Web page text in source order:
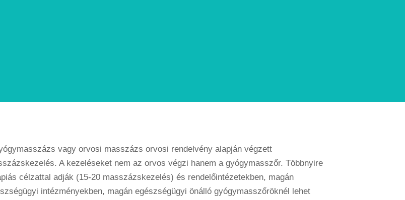
vagy orvosi masszázs orvosi rendelvény alapján végzett
A kezeléseket nem az orvos végzi hanem a gyógymasszőr. Többnyire
célzattal adják (15-20 masszázskezelés) és rendelőintézetekben, magán
intézményekben, magán egészségügyi önálló gyógymasszőröknél lehet